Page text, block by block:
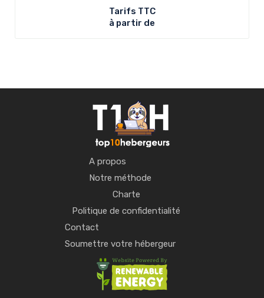
Tarifs TTC
à partir de
A propos
Notre méthode
Charte
Politique de confidentialité
Contact
Soumettre votre hébergeur